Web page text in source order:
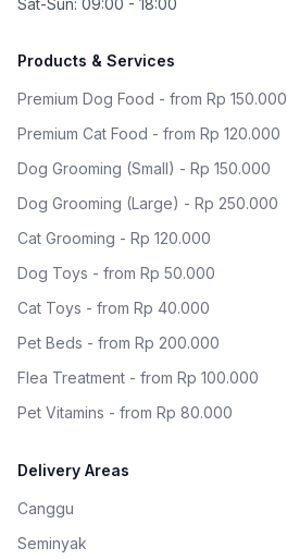
Sat-Sun: 09:00 - 18:00
Products & Services
Premium Dog Food - from Rp 150.000
Premium Cat Food - from Rp 120.000
Dog Grooming (Small) - Rp 150.000
Dog Grooming (Large) - Rp 250.000
Cat Grooming - Rp 120.000
Dog Toys - from Rp 50.000
Cat Toys - from Rp 40.000
Pet Beds - from Rp 200.000
Flea Treatment - from Rp 100.000
Pet Vitamins - from Rp 80.000
Delivery Areas
Canggu
Seminyak